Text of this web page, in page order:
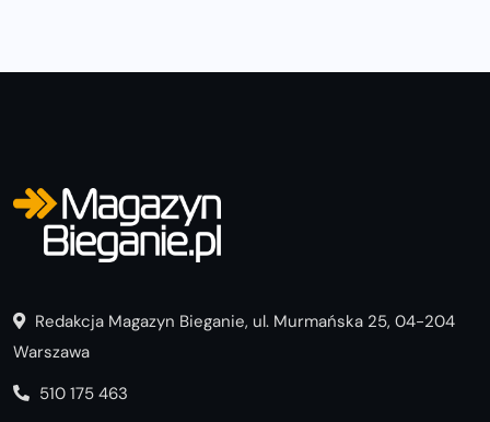
Redakcja Magazyn Bieganie, ul. Murmańska 25, 04-204
Warszawa
510 175 463